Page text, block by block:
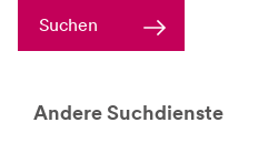
Suchen
Andere Suchdienste